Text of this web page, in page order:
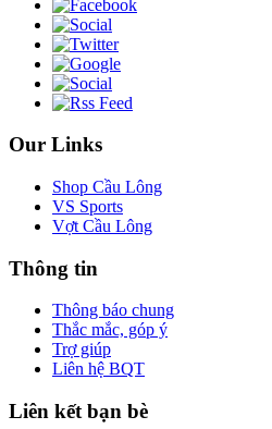
Our Links
Shop Cầu Lông
VS Sports
Vợt Cầu Lông
Thông tin
Thông báo chung
Thắc mắc, góp ý
Trợ giúp
Liên hệ BQT
Liên kết bạn bè